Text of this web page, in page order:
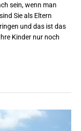
sein, wenn man
Sie als Eltern
und das ist das
Kinder nur noch